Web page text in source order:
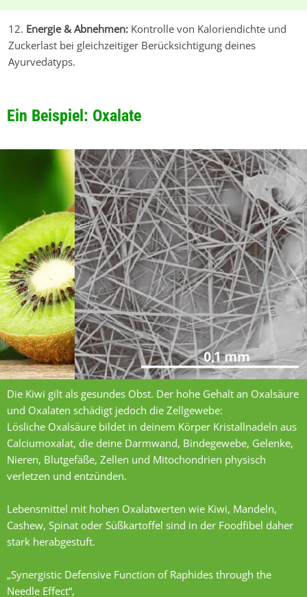
Energie & Abnehmen: Kontrolle von Kaloriendichte und
Zuckerlast bei gleichzeitiger Berücksichtigung deines
Ayurvedatyps.
Ein Beispiel: Oxalate
Die Kiwi gilt als gesundes Obst. Der hohe Gehalt an Oxalsäure
und Oxalaten schädigt jedoch die Zellgewebe:
Lösliche Oxalsäure bildet in deinem Körper Kristallnadeln aus
Calciumoxalat, die deine Darmwand, Bindegewebe, Gelenke,
Nieren, Blutgefäße, Zellen und Mitochondrien physisch
verletzen und entzünden.
Lebensmittel mit hohen Oxalatwerten wie Kiwi, Mandeln,
Cashew, Spinat oder Süßkartoffel sind in der Foodfibel daher
stark herabgestuft.
„Synergistic Defensive Function of Raphides through the
Needle Effect“,